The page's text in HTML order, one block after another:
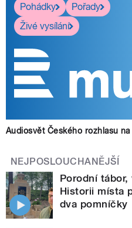
Pohádky
Pořady
Živé vysílání
Audiosvět Českého rozhlasu
NEJPOSLOUCHANĚJŠÍ
Porodní
Historii místa
dva pomníčky